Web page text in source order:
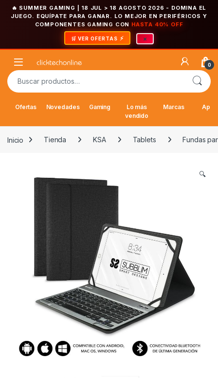
🔥 SUMMER GAMING | 18 JUL > 18 AGOSTO 2026 - DOMINA EL
JUEGO. EQUÍPATE PARA GANAR. LO MEJOR EN PERIFÉRICOS Y
COMPONENTES GAMING CON HASTA 40% OFF
🛒 VER OFERTAS ×
Open 0
Buscar por:
Ofertas Novedades Gaming
Lo más
vendido
Marcas
Inicio Tienda KSA Tablets Fundas
🔍